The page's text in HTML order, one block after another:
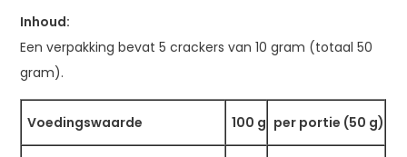
Inhoud:
Een verpakking bevat 5 crackers van 10 gram (totaal 50
gram).
Voedingswaarde 100 g per portie (50 g)